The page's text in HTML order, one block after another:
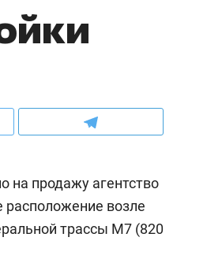
на продажу агентство
возле
трассы М7 (820
дотошных
мастеров